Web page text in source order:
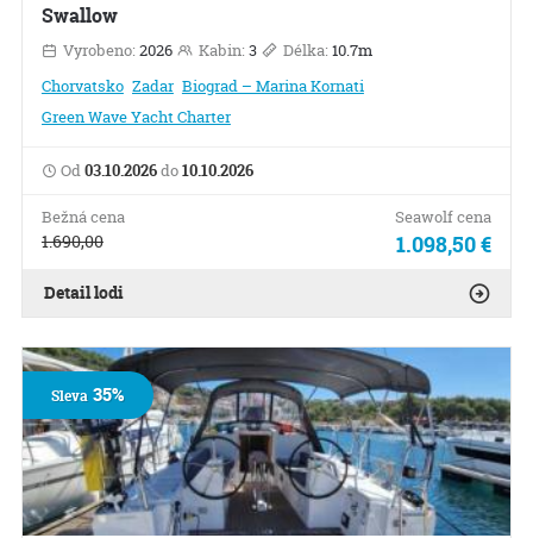
Swallow
Vyrobeno: 2026 Kabin: 3 Délka: 10.7m
Chorvatsko Zadar Biograd – Marina Kornati
Green Wave Yacht Charter
Od03.10.2026do10.10.2026
Bežná cena
1.690,00
Seawolf cena
1.098,50 €
Detail lodi
Sleva35%